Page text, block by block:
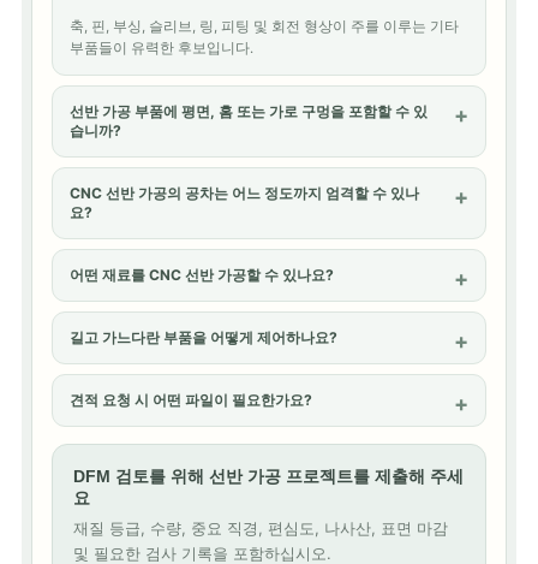
축, 핀, 부싱, 슬리브, 링, 피팅 및 회전 형상이 주를 이루는 기타
부품들이 유력한 후보입니다.
선반 가공 부품에 평면, 홈 또는 가로 구멍을 포함할 수 있
습니까?
CNC 선반 가공의 공차는 어느 정도까지 엄격할 수 있나
요?
어떤 재료를 CNC 선반 가공할 수 있나요?
길고 가느다란 부품을 어떻게 제어하나요?
견적 요청 시 어떤 파일이 필요한가요?
DFM 검토를 위해 선반 가공 프로젝트를 제출해 주세
요
재질 등급, 수량, 중요 직경, 편심도, 나사산, 표면 마감
및 필요한 검사 기록을 포함하십시오.